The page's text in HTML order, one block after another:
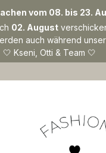
vom 08. bis 23.
02. August
auch während
🤍 Kseni, Otti & Team 🤍